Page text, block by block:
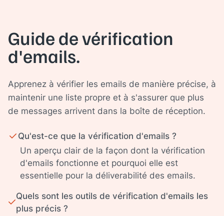
Guide de vérification
d'emails.
Apprenez à vérifier les emails de manière précise, à
maintenir une liste propre et à s'assurer que plus
de messages arrivent dans la boîte de réception.
Qu'est-ce que la vérification d'emails ?
Un aperçu clair de la façon dont la vérification
d'emails fonctionne et pourquoi elle est
essentielle pour la déliverabilité des emails.
Quels sont les outils de vérification d'emails les
plus précis ?